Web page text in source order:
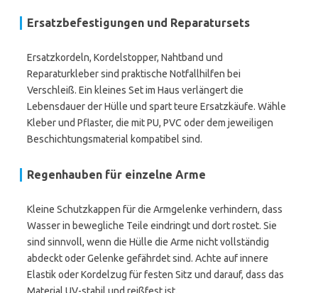
Ersatzbefestigungen und Reparatursets
Ersatzkordeln, Kordelstopper, Nahtband und
Reparaturkleber sind praktische Notfallhilfen bei
Verschleiß. Ein kleines Set im Haus verlängert die
Lebensdauer der Hülle und spart teure Ersatzkäufe. Wähle
Kleber und Pflaster, die mit PU, PVC oder dem jeweiligen
Beschichtungsmaterial kompatibel sind.
Regenhauben für einzelne Arme
Kleine Schutzkappen für die Armgelenke verhindern, dass
Wasser in bewegliche Teile eindringt und dort rostet. Sie
sind sinnvoll, wenn die Hülle die Arme nicht vollständig
abdeckt oder Gelenke gefährdet sind. Achte auf innere
Elastik oder Kordelzug für festen Sitz und darauf, dass das